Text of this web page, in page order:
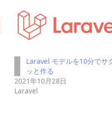
Laravel モデルを10分でサ
ッと作る
2021年10月28日
Laravel